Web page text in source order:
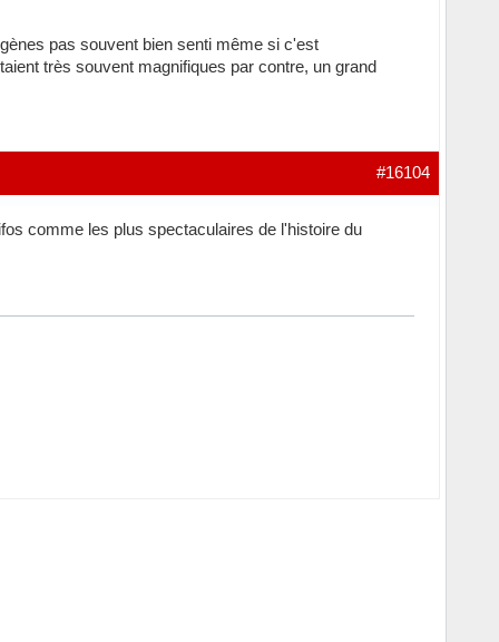
pas souvent bien senti même si c'est
très souvent magnifiques par contre, un grand
#16104
comme les plus spectaculaires de l'histoire du